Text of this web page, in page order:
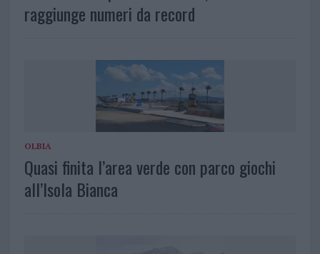
raggiunge numeri da record
OLBIA
Quasi finita l’area verde con parco giochi
all’Isola Bianca